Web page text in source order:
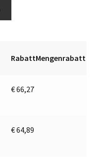
r
t
e
RabattMengenrabatt
€66,27
€64,89